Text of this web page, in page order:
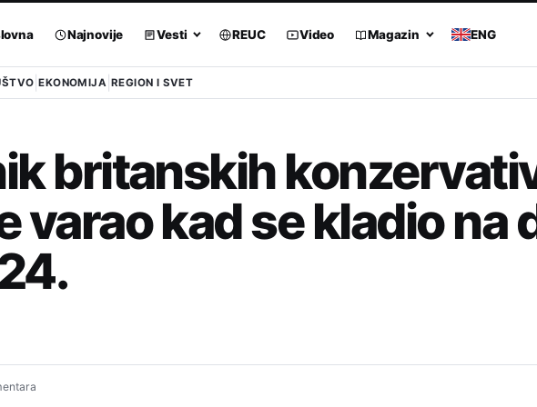
Najnovije Vesti REUC Video Magazin ENG
EKONOMIJA REGION I SVET
britanskih
varao kad se kladio na